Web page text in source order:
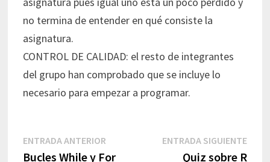
no termina de entender en qué consiste la
asignatura.
CONTROL DE CALIDAD: el resto de integrantes
del grupo han comprobado que se incluye lo
necesario para empezar a programar.
Navegación
ENTRADA ANTERIOR
anterior:
Bucles While y For
ENTRADA SIGUIENTE
Quiz sobre R